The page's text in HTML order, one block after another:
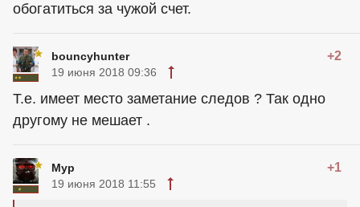
обогатиться за чужой счет.
bouncyhunter +2
19 июня 2018 09:36
Т.е. имеет место заметание следов ? Так одно
другому не мешает .
Мур +1
19 июня 2018 11:55